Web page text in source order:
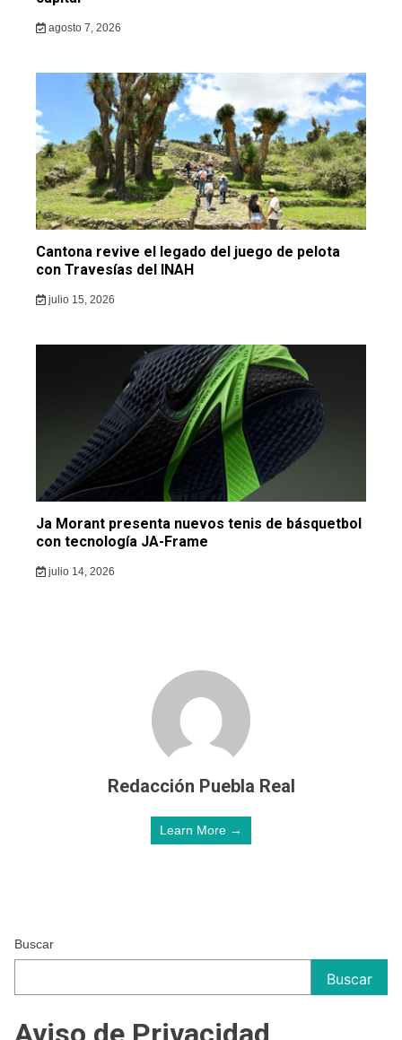
agosto 7, 2026
Cantona revive el legado del juego de pelota
con Travesías del INAH
julio 15, 2026
Ja Morant presenta nuevos tenis de básquetbol
con tecnología JA-Frame
julio 14, 2026
Redacción Puebla Real
Learn More →
Buscar
Buscar